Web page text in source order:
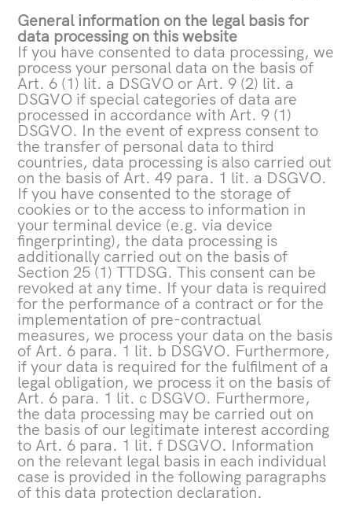
General information on the legal basis for
data processing on this website
If you have consented to data processing, we
process your personal data on the basis of
Art. 6 (1) lit. a DSGVO or Art. 9 (2) lit. a
DSGVO if special categories of data are
processed in accordance with Art. 9 (1)
DSGVO. In the event of express consent to
the transfer of personal data to third
countries, data processing is also carried out
on the basis of Art. 49 para. 1 lit. a DSGVO.
If you have consented to the storage of
cookies or to the access to information in
your terminal device (e.g. via device
fingerprinting), the data processing is
additionally carried out on the basis of
Section 25 (1) TTDSG. This consent can be
revoked at any time. If your data is required
for the performance of a contract or for the
implementation of pre-contractual
measures, we process your data on the basis
of Art. 6 para. 1 lit. b DSGVO. Furthermore,
if your data is required for the fulfilment of a
legal obligation, we process it on the basis of
Art. 6 para. 1 lit. c DSGVO. Furthermore,
the data processing may be carried out on
the basis of our legitimate interest according
to Art. 6 para. 1 lit. f DSGVO. Information
on the relevant legal basis in each individual
case is provided in the following paragraphs
of this data protection declaration.